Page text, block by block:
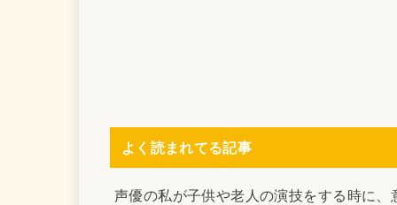
よく読まれてる記事
声優の私が子供や老人の演技をする時に、